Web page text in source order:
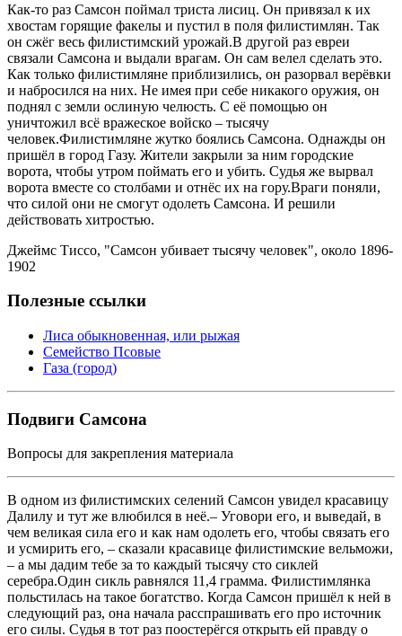
Как-то раз Самсон поймал триста лисиц. Он привязал к их
хвостам горящие факелы и пустил в поля филистимлян. Так
он сжёг весь филистимский урожай.В другой раз евреи
связали Самсона и выдали врагам. Он сам велел сделать это.
Как только филистимляне приблизились, он разорвал верёвки
и набросился на них. Не имея при себе никакого оружия, он
поднял с земли ослиную челюсть. С её помощью он
уничтожил всё вражеское войско – тысячу
человек.Филистимляне жутко боялись Самсона. Однажды он
пришёл в город Газу. Жители закрыли за ним городские
ворота, чтобы утром поймать его и убить. Судья же вырвал
ворота вместе со столбами и отнёс их на гору.Враги поняли,
что силой они не смогут одолеть Самсона. И решили
действовать хитростью.
Джеймс Тиссо, "Самсон убивает тысячу человек", около 1896-
1902
Полезные ссылки
Лиса обыкновенная, или рыжая
Семейство Псовые
Газа (город)
Подвиги Самсона
Вопросы для закрепления материала
В одном из филистимских селений Самсон увидел красавицу
Далилу и тут же влюбился в неё.– Уговори его, и выведай, в
чем великая сила его и как нам одолеть его, чтобы связать его
и усмирить его, – сказали красавице филистимские вельможи,
– а мы дадим тебе за то каждый тысячу сто сиклей
серебра.Один сикль равнялся 11,4 грамма. Филистимлянка
польстилась на такое богатство. Когда Самсон пришёл к ней в
следующий раз, она начала расспрашивать его про источник
его силы. Судья в тот раз поостерёгся открыть ей правду о